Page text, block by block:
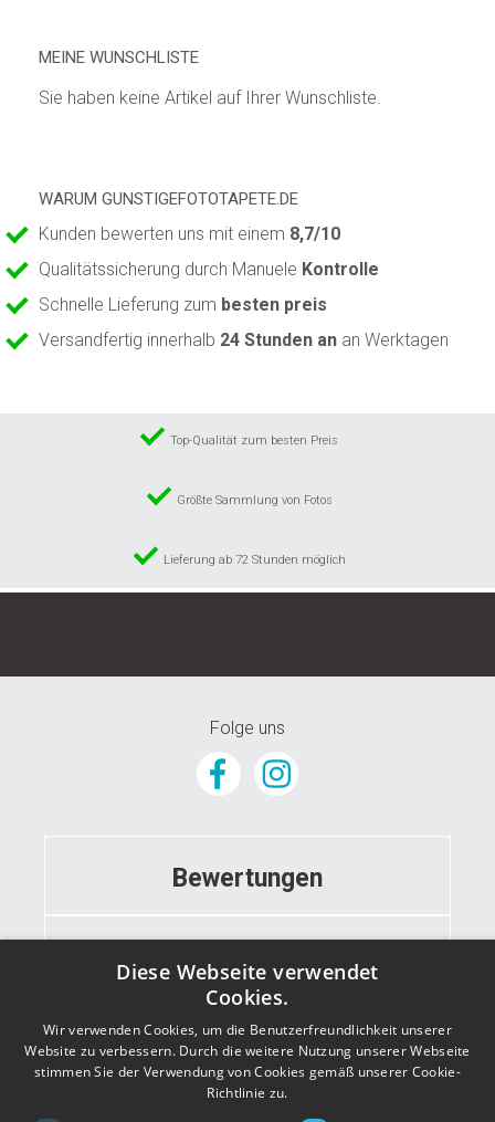
MEINE WUNSCHLISTE
Sie haben keine Artikel auf Ihrer Wunschliste.
WARUM GUNSTIGEFOTOTAPETE.DE
Kunden bewerten uns mit einem 8,7/10
Qualitätssicherung durch Manuele Kontrolle
Schnelle Lieferung zum besten preis
Versandfertig innerhalb 24 Stunden an an Werktagen
Top-Qualität zum besten Preis
Größte Sammlung von Fotos
Lieferung ab 72 Stunden möglich
Folge uns
Bewertungen
Informationen
Kontakt
Diese Webseite verwendet
Cookies.
Wir verwenden Cookies, um die Benutzerfreundlichkeit unserer
Website zu verbessern. Durch die weitere Nutzung unserer Webseite
stimmen Sie der Verwendung von Cookies gemäß unserer Cookie-
Richtlinie zu.